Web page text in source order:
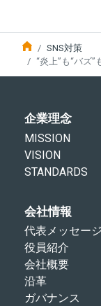
SNS対策
“炎上”も“バズ
企業理念
MISSION
VISION
STANDARDS
会社情報
代表メッセージ
役員紹介
会社概要
沿革
ガバナンス